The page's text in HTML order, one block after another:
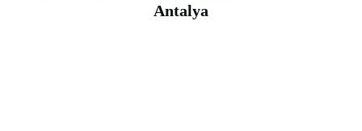
Antalya